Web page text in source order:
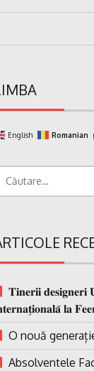
English Romanian
𝐓𝐢𝐧𝐞𝐫𝐢𝐢
𝐥𝐚
O nouă
Absolventele